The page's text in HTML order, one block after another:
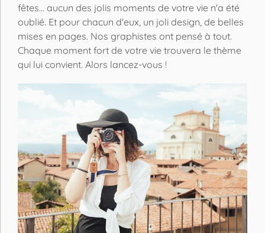
fêtes... aucun des jolis moments de votre vie n'a été
oublié. Et pour chacun d'eux, un joli design, de belles
mises en pages. Nos graphistes ont pensé à tout.
Chaque moment fort de votre vie trouvera le thème
qui lui convient. Alors lancez-vous !